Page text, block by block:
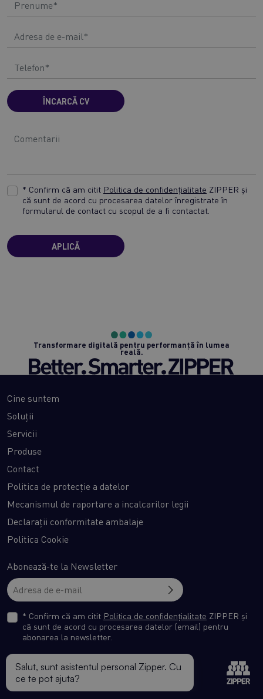
ÎNCARCĂ CV
* Confirm că am citit Politica de confidențialitate ZIPPER și
că sunt de acord cu procesarea datelor înregistrate în
formularul de contact cu scopul de a fi contactat.
APLICĂ
Transformare digitală pentru performanță în lumea
reală.
Cine suntem
Soluții
Servicii
Produse
Contact
Politica de protecție a datelor
Mecanismul de raportare a incalcarilor legii
Declarații conformitate ambalaje
Politica Cookie
Abonează-te la Newsletter
* Confirm că am citit Politica de confidențialitate ZIPPER și
că sunt de acord cu procesarea datelor (email) pentru
abonarea la newsletter.
© Zipper Romania. All rights reserved.